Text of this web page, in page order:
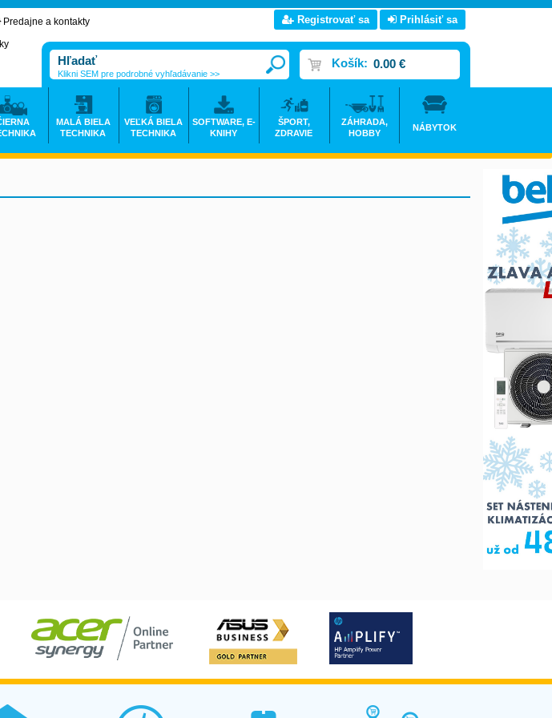
Predajne a kontakty
Registrovať sa Prihlásiť sa
Košík: 0.00 €
Klikni SEM pre podrobné vyhľadávanie >>
MALÁ BIELA
TECHNIKA
VEĽKÁ BIELA
TECHNIKA
SOFTWARE, E-
KNIHY
ŠPORT,
ZDRAVIE
ZÁHRADA,
HOBBY
NÁBYTOK